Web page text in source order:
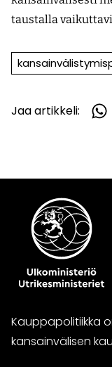
taustalla
Jaa artikkeli:
Jaa
Kauppapolitiikka
kansainvälisen